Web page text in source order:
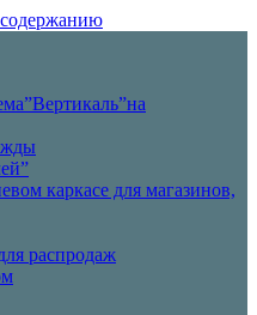
каркасе для магазинов,
распродаж